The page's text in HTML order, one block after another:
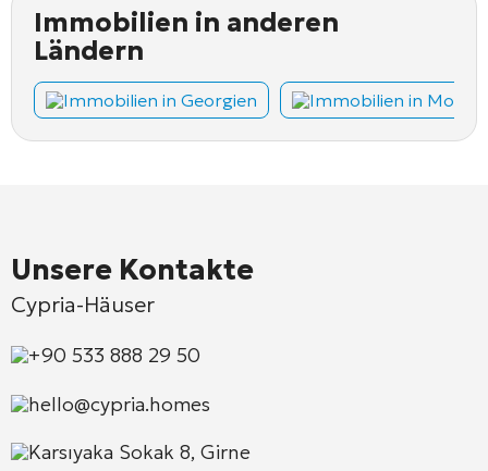
Immobilien in anderen
Ländern
Immobilien in Georgien Immobilien in
Unsere Kontakte
Cypria-Häuser
+90 533 888 29 50
hello@cypria.homes
Karsıyaka Sokak 8, Girne